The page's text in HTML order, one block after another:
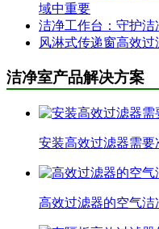
域中重要
洁净工作台：守护
风淋式传递窗高效
洁净室产品解决方案
安装高效过滤器需要
高效过滤器的空气洁